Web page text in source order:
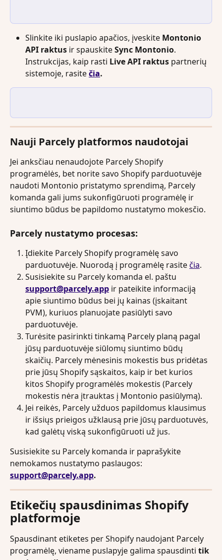
Slinkite iki puslapio apačios, įveskite Montonio
API raktus ir spauskite Sync Montonio.
Instrukcijas, kaip rasti Live API raktus partnerių
sistemoje, rasite čia.
Nauji Parcely platformos naudotojai
Jei anksčiau nenaudojote Parcely Shopify
programėlės, bet norite savo Shopify parduotuvėje
naudoti Montonio pristatymo sprendimą, Parcely
komanda gali jums sukonfigūruoti programėlę ir
siuntimo būdus be papildomo nustatymo mokesčio.
Parcely nustatymo procesas:
Įdiekite Parcely Shopify programėlę savo
parduotuvėje. Nuorodą į programėlę rasite čia.
Susisiekite su Parcely komanda el. paštu
support@parcely.app ir pateikite informaciją
apie siuntimo būdus bei jų kainas (įskaitant
PVM), kuriuos planuojate pasiūlyti savo
parduotuvėje.
Turėsite pasirinkti tinkamą Parcely planą pagal
jūsų parduotuvėje siūlomų siuntimo būdų
skaičių. Parcely mėnesinis mokestis bus pridėtas
prie jūsų Shopify sąskaitos, kaip ir bet kurios
kitos Shopify programėlės mokestis (Parcely
mokestis nėra įtrauktas į Montonio pasiūlymą).
Jei reikės, Parcely užduos papildomus klausimus
ir išsiųs prieigos užklausą prie jūsų parduotuvės,
kad galėtų viską sukonfigūruoti už jus.
Susisiekite su Parcely komanda ir paprašykite
nemokamos nustatymo paslaugos:
support@parcely.app.
Etikečių spausdinimas Shopify
platformoje
Spausdinant etiketes per Shopify naudojant Parcely
programėlę, viename puslapyje galima spausdinti tik